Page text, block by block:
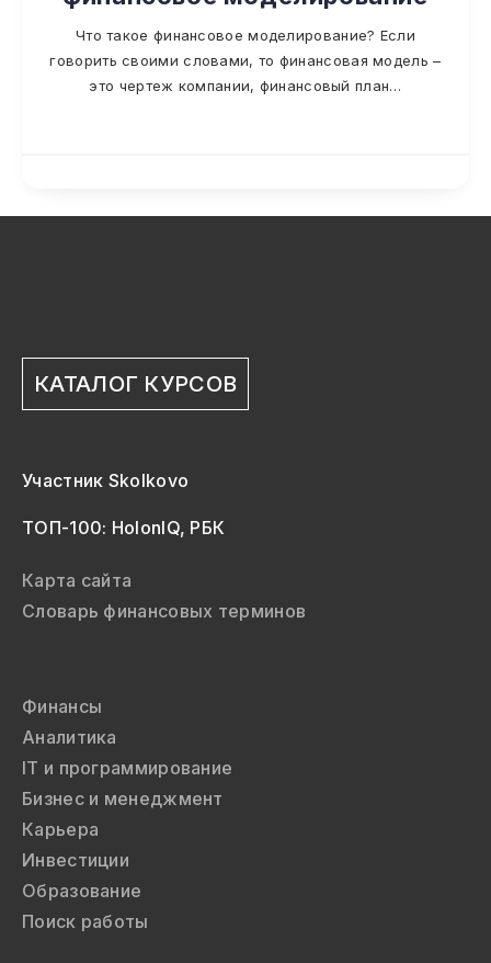
Что такое финансовое моделирование? Если
говорить своими словами, то финансовая модель –
это чертеж компании, финансовый план…
КАТАЛОГ КУРСОВ
Участник Skolkovo
ТОП-100: HolonIQ, РБК
Карта сайта
Словарь финансовых терминов
Финансы
Аналитика
IT и программирование
Бизнес и менеджмент
Карьера
Инвестиции
Образование
Поиск работы